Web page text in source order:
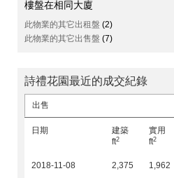
樓盤在相同大廈
此物業的其它出租盤 (2)
此物業的其它出售盤 (7)
詩禮花園最近的成交紀錄
出售
日期
建築
ft2
實用
ft2
2018-11-08 2,375 1,962